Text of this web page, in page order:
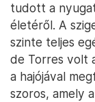
tudott a
életéről. A
szinte teljes
de Torres volt
a hajójával
szoros, amely